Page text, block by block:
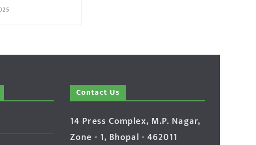
Contact Us
14 Press Complex, M.P. Nagar,
Zone - 1, Bhopal - 462011